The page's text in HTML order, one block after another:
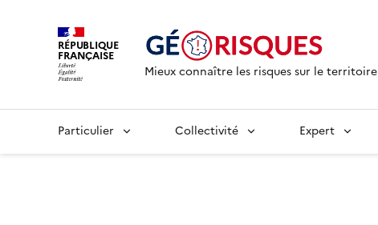
RÉPUBLIQUE
FRANÇAISE
Mieux connaître les risques sur le territoire
Particulier Collectivité Expert